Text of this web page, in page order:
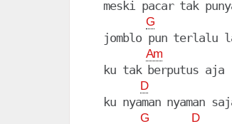
meski pacar tak
G
jomblo pun terlalu
Am
  ku tak berputus aja
D
ku nyaman nyaman
G D